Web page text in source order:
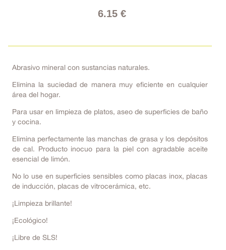
6.15 €
Abrasivo mineral con sustancias naturales.
Elimina la suciedad de manera muy eficiente en cualquier
área del hogar.
Para usar en limpieza de platos, aseo de superficies de baño
y cocina.
Elimina perfectamente las manchas de grasa y los depósitos
de cal. Producto inocuo para la piel con agradable aceite
esencial de limón.
No lo use en superficies sensibles como placas inox, placas
de inducción, placas de vitrocerámica, etc.
¡Limpieza brillante!
¡Ecológico!
¡Libre de SLS!